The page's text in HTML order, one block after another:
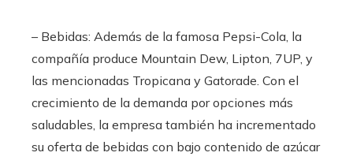
– Bebidas: Además de la famosa Pepsi-Cola, la
compañía produce Mountain Dew, Lipton, 7UP, y
las mencionadas Tropicana y Gatorade. Con el
crecimiento de la demanda por opciones más
saludables, la empresa también ha incrementado
su oferta de bebidas con bajo contenido de azúcar